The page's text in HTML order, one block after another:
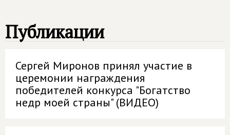
Публикации
Сергей Миронов принял участие в
церемонии награждения
победителей конкурса "Богатство
недр моей страны" (ВИДЕО)